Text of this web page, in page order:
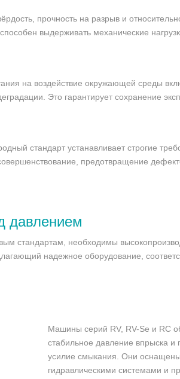
прочность на разрыв и
выдерживать механические
на воздействие окружающей среды
Это гарантирует сохранение
стандарт устанавливает строгие
предотвращение
давлением
стандартам, необходимы
надежное оборудование,
Машины серий RV, RV-Se и RC
стабильное давление впрыска и
усилие смыкания. Они
гидравлическими системами и